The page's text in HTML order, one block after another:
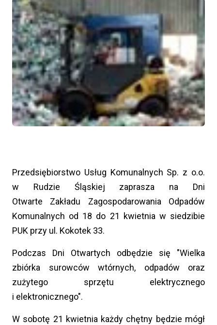
Przedsiębiorstwo Usług Komunalnych Sp. z o.o.
w Rudzie Śląskiej zaprasza na Dni
Otwarte Zakładu Zagospodarowania Odpadów
Komunalnych od 18 do 21 kwietnia w siedzibie
PUK przy ul. Kokotek 33.
Podczas Dni Otwartych odbędzie się "Wielka
zbiórka surowców wtórnych, odpadów oraz
zużytego sprzętu elektrycznego
i elektronicznego".
W sobotę 21 kwietnia każdy chętny będzie mógł